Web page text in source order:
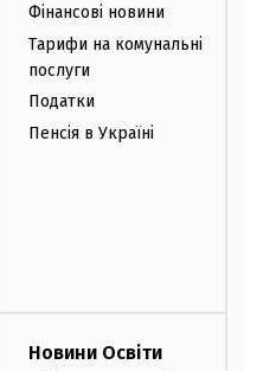
Фінансові новини
Тарифи на комунальні
послуги
Податки
Пенсія в Україні
Новини Освіти